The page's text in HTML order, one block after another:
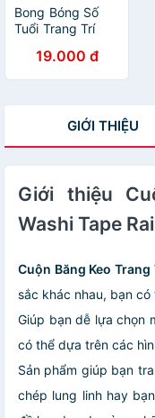
Bong Bóng Số
Tuổi Trang Trí
Đáng Yêu
19.000 đ
GIỚI THIỆU
Giới thiệu
Washi Tape
Cuộn Băng Keo
sắc khác nhau, bạn
Giúp bạn dễ lựa chọn
có thể dựa trên các
Sản phẩm giúp bạn
chép lung linh hay